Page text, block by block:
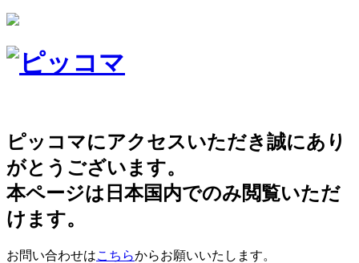
ピッコマにアクセスいただき誠にあり
がとうございます。
本ページは日本国内でのみ閲覧いただ
けます。
お問い合わせはこちらからお願いいたします。